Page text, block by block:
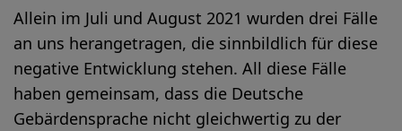
Allein im Juli und August 2021 wurden drei Fälle
an uns herangetragen, die sinnbildlich für diese
negative Entwicklung stehen. All diese Fälle
haben gemeinsam, dass die Deutsche
Gebärdensprache nicht gleichwertig zu der